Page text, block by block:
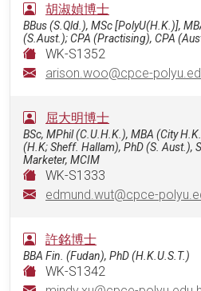
胡淑媜博士
BBus (S.Qld.), MSc [PolyU(H.K.)],
(S.Aust.); CPA (Practising), CPA
WK-S1352
arison.woo@cpce-
屈大明博士
BSc, MPhil (C.U.H.K.), MBA (City
(H.K; Sheff. Hallam), PhD (S. Aust.),
Marketer, MCIM
WK-S1333
edmund.wut@cpce-
許銘博士
BBA Fin. (Fudan), PhD (H.K.U.S.T.)
WK-S1342